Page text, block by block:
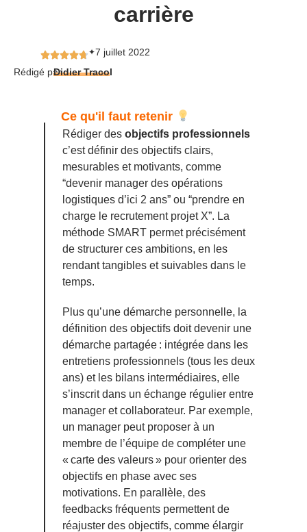
carrière
✦7 juillet 2022
Rédigé parDidier Tracol
Ce qu'il faut retenir
Rédiger des objectifs professionnels
c’est définir des objectifs clairs,
mesurables et motivants, comme
“devenir manager des opérations
logistiques d’ici 2 ans” ou “prendre en
charge le recrutement projet X”. La
méthode SMART permet précisément
de structurer ces ambitions, en les
rendant tangibles et suivables dans le
temps.
Plus qu’une démarche personnelle, la
définition des objectifs doit devenir une
démarche partagée : intégrée dans les
entretiens professionnels (tous les deux
ans) et les bilans intermédiaires, elle
s’inscrit dans un échange régulier entre
manager et collaborateur. Par exemple,
un manager peut proposer à un
membre de l’équipe de compléter une
« carte des valeurs » pour orienter des
objectifs en phase avec ses
motivations. En parallèle, des
feedbacks fréquents permettent de
réajuster des objectifs, comme élargir